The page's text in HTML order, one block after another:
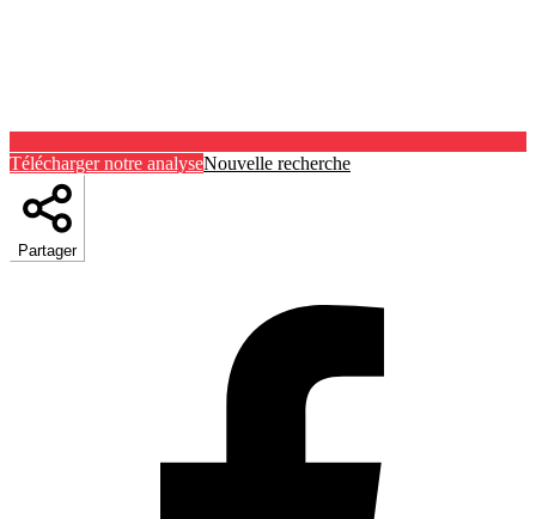
Télécharger notre analyseNouvelle recherche
Partager